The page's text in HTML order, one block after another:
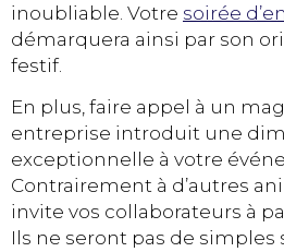
inoubliable. Votre soirée
démarquera ainsi par son
festif.
En plus, faire appel à un
entreprise introduit une
exceptionnelle à votre
Contrairement à d’autres
invite vos collaborateurs à
Ils ne seront pas de simples